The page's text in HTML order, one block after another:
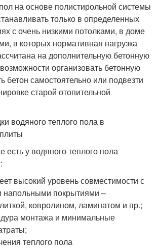
на основе полистирольной системы
только в определенных
с очень низкими потолками, в доме
в которых нормативная нагрузка
на дополнительную бетонную
организовать бетонную
бетон самостоятельно или подвезти
старой отопительной
водяного теплого пола в
есть у водяного теплого пола
высокий уровень совместимости с
покрытиями –
ковролином, ламинатом и пр.;
монтажа и минимальные
теплого пола